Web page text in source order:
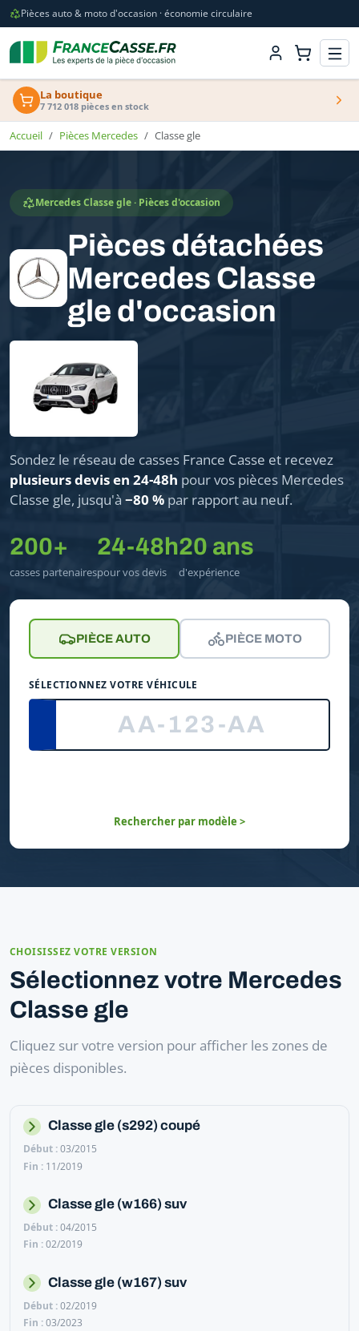
Pièces auto & moto d'occasion · économie circulaire
La boutique
7 712 018 pièces en stock
Accueil Pièces Mercedes Classe gle
Mercedes Classe gle · Pièces d'occasion
Pièces détachées
Mercedes Classe
gle d'occasion
Sondez le réseau de casses France Casse et recevez
plusieurs devis en 24-48h pour vos pièces Mercedes
Classe gle, jusqu'à −80 % par rapport au neuf.
200+
casses partenaires
24-48h
pour vos devis
20 ans
d'expérience
PIÈCE AUTO PIÈCE MOTO
SÉLECTIONNEZ VOTRE VÉHICULE
Rechercher par modèle >
CHOISISSEZ VOTRE VERSION
Sélectionnez votre Mercedes
Classe gle
Cliquez sur votre version pour afficher les zones de
pièces disponibles.
Classe gle (s292) coupé
03/2015
11/2019
Classe gle (w166) suv
04/2015
02/2019
Classe gle (w167) suv
02/2019
03/2023